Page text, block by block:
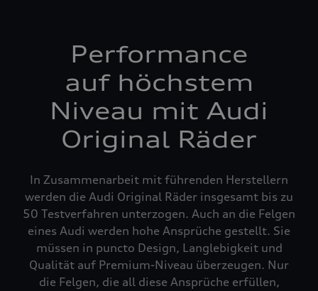
Performance
auf höchstem
Niveau mit Audi
Original Räder
In Zusammenarbeit mit führenden Herstellern
werden die Audi Original Räder insgesamt bis zu
50 Testverfahren unterzogen. Auch an die Felgen
eines Audi werden hohe Ansprüche gestellt. Sie
müssen in puncto Design, Langlebigkeit und
Qualität auf Premium-Niveau überzeugen. Nur
die Felgen, die all diese Ansprüche erfüllen,